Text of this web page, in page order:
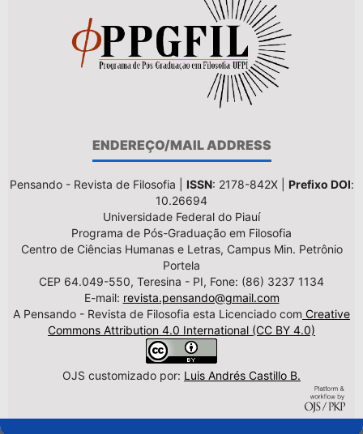
ENDEREÇO/MAIL ADDRESS
Pensando - Revista de Filosofia | ISSN: 2178-842X | Prefixo DOI:
10.26694
Universidade Federal do Piauí
Programa de Pós-Graduação em Filosofia
Centro de Ciências Humanas e Letras, Campus Min. Petrônio
Portela
CEP 64.049-550, Teresina - PI, Fone: (86) 3237 1134
E-mail: revista.pensando@gmail.com
A Pensando - Revista de Filosofia esta Licenciado com Creative
Commons Attribution 4.0 International (CC BY 4.0)
OJS customizado por: Luis Andrés Castillo B.